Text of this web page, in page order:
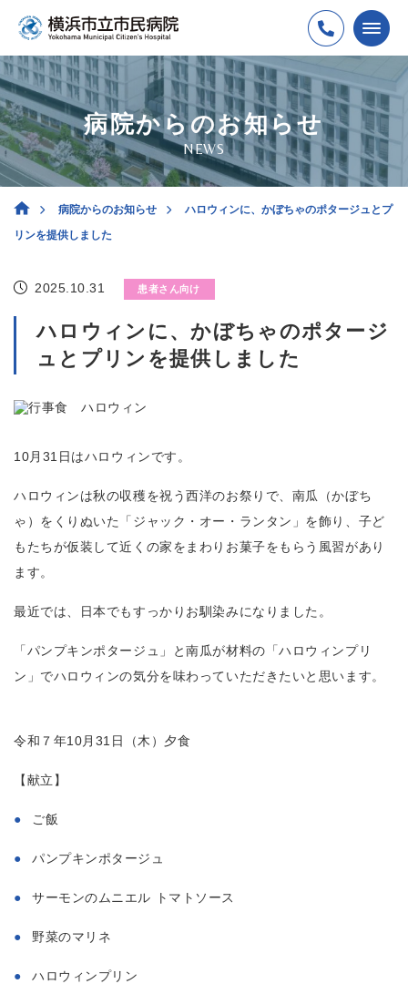
病院からのお知らせ
NEWS
病院からのお知らせ
ハロウィンに、かぼちゃのポタージュとプ
リンを提供しました
2025.10.31 患者さん向け
ハロウィンに、かぼちゃのポタージ
ュとプリンを提供しました
10月 31 日はハロウィンです。
ハロウィンは秋の収穫を祝う西洋のお祭りで、南瓜（かぼち
ゃ）をくりぬいた「ジャック・オー・ランタン」を飾り、子ど
もたちが仮装して近くの家をまわりお菓子をもらう風習があり
ます。
最近では、日本でもすっかりお馴染みになりました。
「パンプキンポタージュ」と南瓜が材料の「ハロウィンプリ
ン」でハロウィンの気分を味わっていただきたいと思います。
令和７年10月 31 日（木）夕食
【献立】
ご飯
パンプキンポタージュ
サーモンのムニエル トマトソース
野菜のマリネ
ハロウィンプリン